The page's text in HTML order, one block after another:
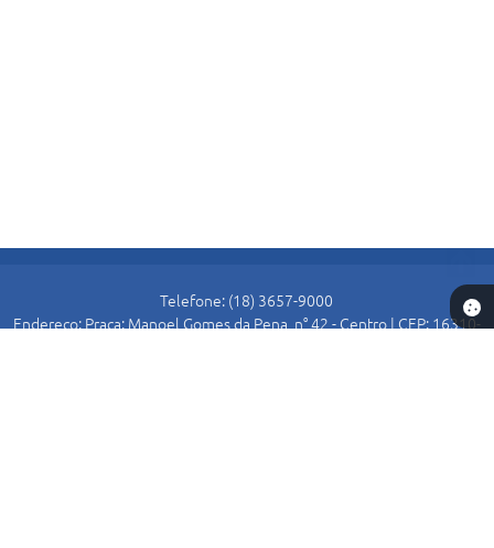
Telefone: (18) 3657-9000
Endereço: Praça: Manoel Gomes da Pena, n° 42 - Centro | CEP: 16310-